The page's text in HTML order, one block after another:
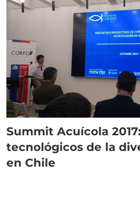
Summit Acuícola
tecnológicos de la
en Chile